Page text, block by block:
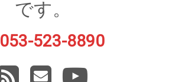
です。
053-523-8890
RSSメールアドレス
YouTube